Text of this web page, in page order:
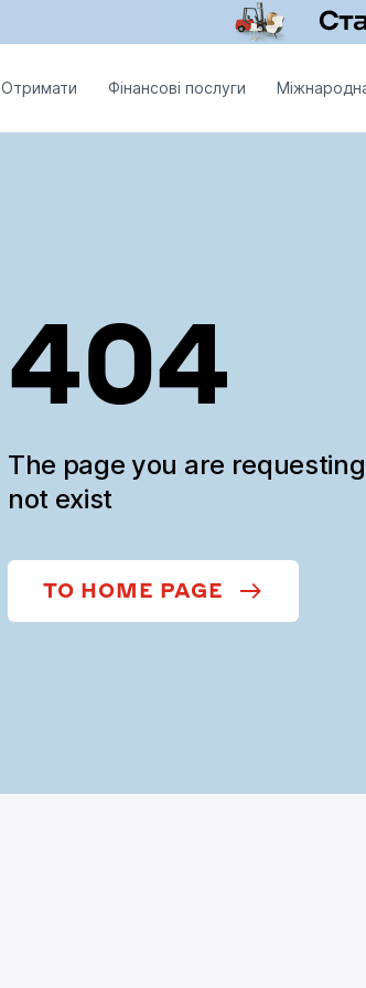
Отримати Фінансові послуги
404
The page you are
not exist
TO HOME PAGE